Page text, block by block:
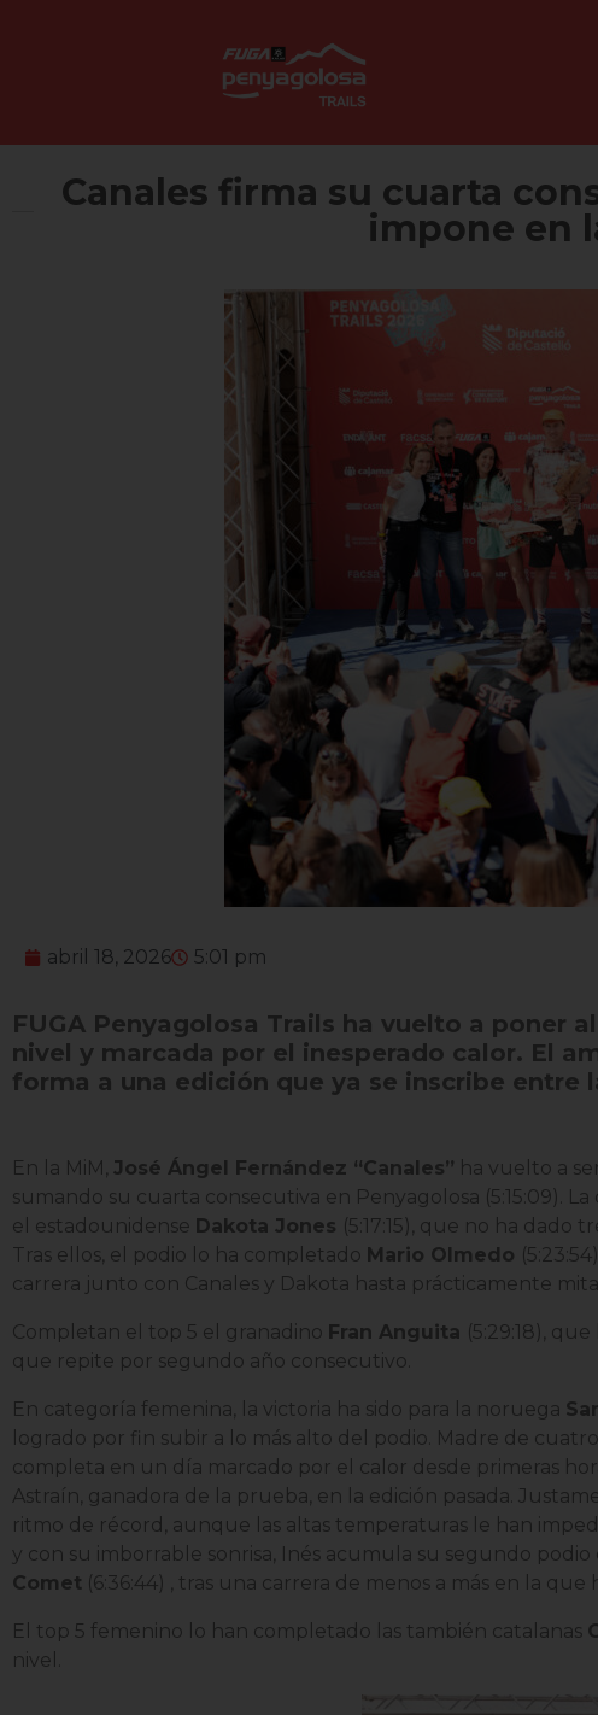
Canales firma su cuarta
impone en
abril 18, 2026 5:01 pm
FUGA Penyagolosa Trails ha vuelto a poner
nivel y marcada por el inesperado calor. El
forma a una edición que ya se inscribe entre
En la MiM, José Ángel Fernández “Canales” ha vuelto a
sumando su cuarta consecutiva en Penyagolosa (5:15:09).
el estadounidense Dakota Jones (5:17:15), que no ha dado
Tras ellos, el podio lo ha completado Mario Olmedo (5:23:54)
carrera junto con Canales y Dakota hasta prácticamente
Completan el top 5 el granadino Fran Anguita (5:29:18), que
que repite por segundo año consecutivo.
En categoría femenina, la victoria ha sido para la noruega
logrado por fin subir a lo más alto del podio. Madre de
completa en un día marcado por el calor desde primeras
Astraín, ganadora de la prueba, en la edición pasada.
ritmo de récord, aunque las altas temperaturas le han
y con su imborrable sonrisa, Inés acumula su segundo
Comet (6:36:44) , tras una carrera de menos a más en la
El top 5 femenino lo han completado las también catalanas
nivel.